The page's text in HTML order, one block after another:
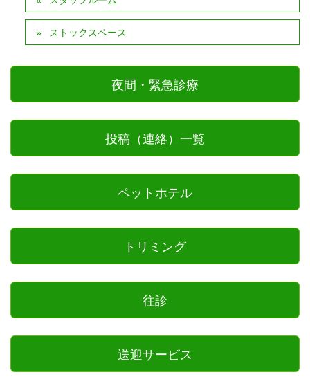
ストックスペース
夜間・緊急診療
投稿（連絡）一覧
ペットホテル
トリミング
往診
送迎サービス